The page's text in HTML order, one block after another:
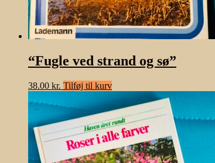
“Fugle ved strand og sø”
38.00 kr. Tilføj til kurv